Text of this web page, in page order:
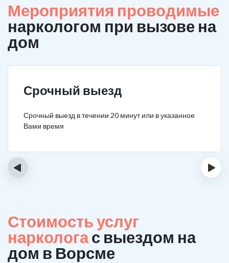
Мероприятия проводимые
наркологом при вызове на
дом
Срочный выезд
Срочный выезд в течении 20 минут или в указанное
Вами время
‹ ›
Стоимость услуг
наркологас выездом на
дом в Ворсме